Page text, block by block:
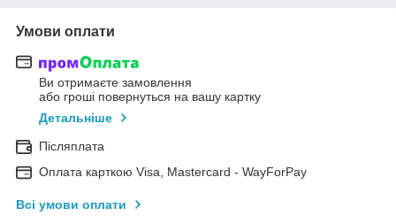
Умови оплати
Ви отримаєте замовлення
або гроші повернуться на вашу картку
Детальніше
Післяплата
Оплата карткою Visa, Mastercard - WayForPay
Всі умови оплати